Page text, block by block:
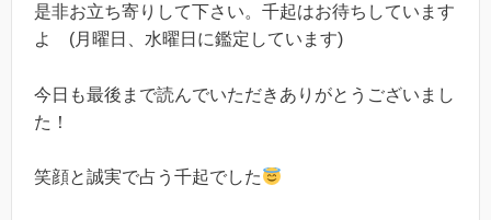
是非お立ち寄りして下さい。千起はお待ちしています
よ (月曜日、水曜日に鑑定しています)
今日も最後まで読んでいただきありがとうございまし
た！
笑顔と誠実で占う千起でした